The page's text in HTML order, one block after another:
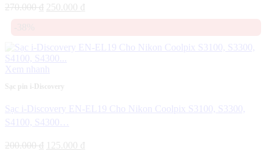
270.000₫
Giá
250.000 ₫
250.000 ₫.
Xem nhanh
Sạc pin i-Discovery
Sạc i-Discovery EN-EL19 Cho Nikon Coolpix S3100, S3300,
S4100, S4300…
200.000₫
Giá
125.000 ₫